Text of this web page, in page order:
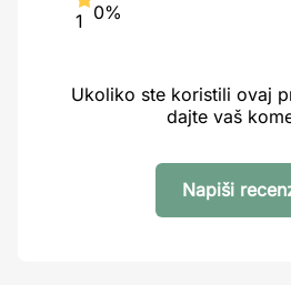
1 0%
Ukoliko ste koristili ovaj
dajte vaš
Napiši